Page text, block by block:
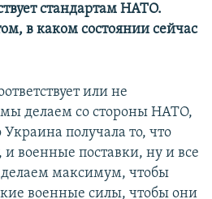
стандартам НАТО.
в каком состоянии сейчас
или не
мы делаем со стороны НАТО,
получала то, что
военные поставки, ну и все
максимум, чтобы
военные силы, чтобы они